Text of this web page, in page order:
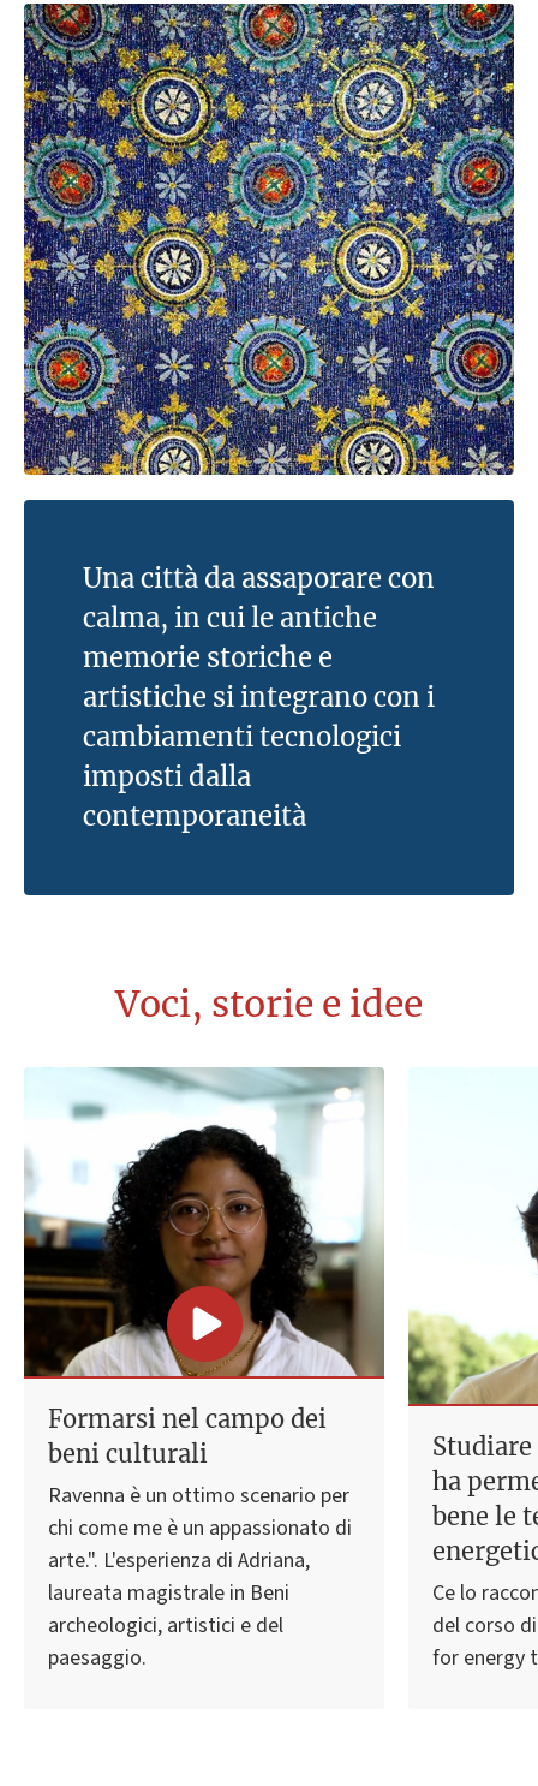
Una città da assaporare con
calma, in cui le antiche
memorie storiche e
artistiche si integrano con i
cambiamenti tecnologici
imposti dalla
contemporaneità
Voci, storie e idee
Formarsi nel campo dei
beni culturali
Ravenna è un ottimo scenario per
chi come me è un appassionato di
arte.". L'esperienza di Adriana,
laureata magistrale in Beni
archeologici, artistici e del
paesaggio.
ha
bene le
Ce lo
del corso
for energy